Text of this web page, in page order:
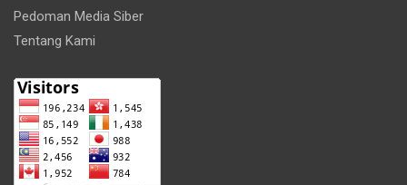
Pedoman Media Siber
Tentang Kami